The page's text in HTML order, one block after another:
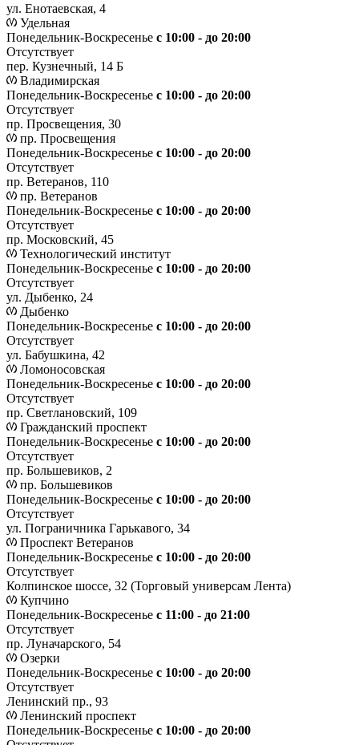
ул. Енотаевская, 4
Удельная
Понедельник-Воскресенье с 10:00 - до 20:00
Отсутствует
пер. Кузнечный, 14 Б
Владимирская
Понедельник-Воскресенье с 10:00 - до 20:00
Отсутствует
пр. Просвещения, 30
пр. Просвещения
Понедельник-Воскресенье c 10:00 - до 20:00
Отсутствует
пр. Ветеранов, 110
пр. Ветеранов
Понедельник-Воскресенье с 10:00 - до 20:00
Отсутствует
пр. Московский, 45
Технологический институт
Понедельник-Воскресенье с 10:00 - до 20:00
Отсутствует
ул. Дыбенко, 24
Дыбенко
Понедельник-Воскресенье с 10:00 - до 20:00
Отсутствует
ул. Бабушкина, 42
Ломоносовская
Понедельник-Воскресенье с 10:00 - до 20:00
Отсутствует
пр. Светлановский, 109
Гражданский проспект
Понедельник-Воскресенье с 10:00 - до 20:00
Отсутствует
пр. Большевиков, 2
пр. Большевиков
Понедельник-Воскресенье с 10:00 - до 20:00
Отсутствует
ул. Пограничника Гарькавого, 34
Проспект Ветеранов
Понедельник-Воскресенье с 10:00 - до 20:00
Отсутствует
Колпинское шоссе, 32 (Торговый универсам Лента)
Купчино
Понедельник-Воскресенье с 11:00 - до 21:00
Отсутствует
пр. Луначарского, 54
Озерки
Понедельник-Воскресенье с 10:00 - до 20:00
Отсутствует
Ленинский пр., 93
Ленинский проспект
Понедельник-Воскресенье с 10:00 - до 20:00